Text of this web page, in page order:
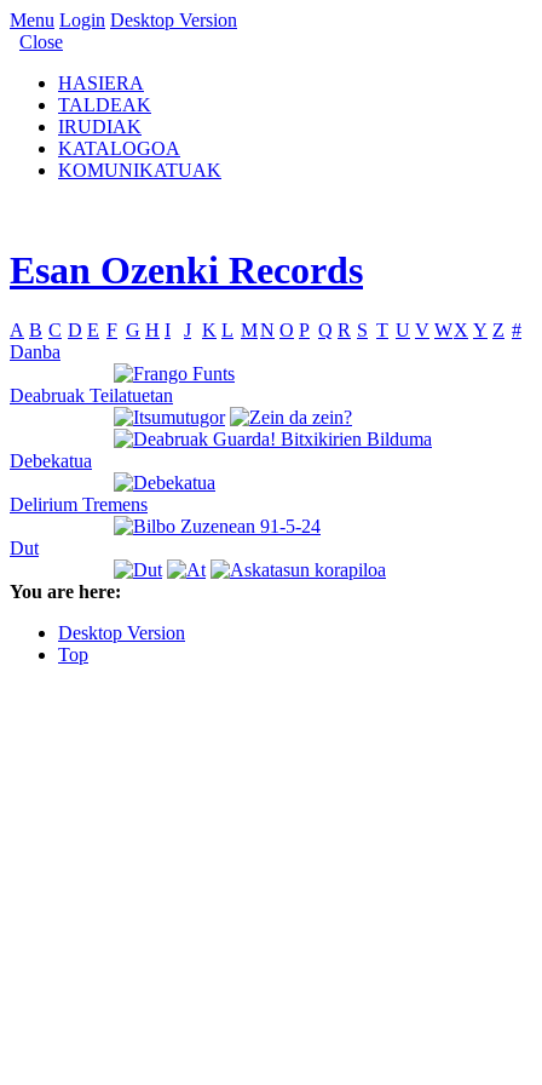
Menu Login Desktop Version
Close
HASIERA
TALDEAK
IRUDIAK
KATALOGOA
KOMUNIKATUAK
Esan Ozenki Records
A B C D E F G H I J K L MN O P Q R S T U V WX Y Z #
Danba
Deabruak Teilatuetan
Debekatua
Delirium Tremens
Dut
You are here:
Desktop Version
Top